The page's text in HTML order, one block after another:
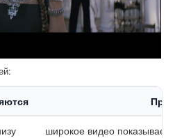
широкое видео